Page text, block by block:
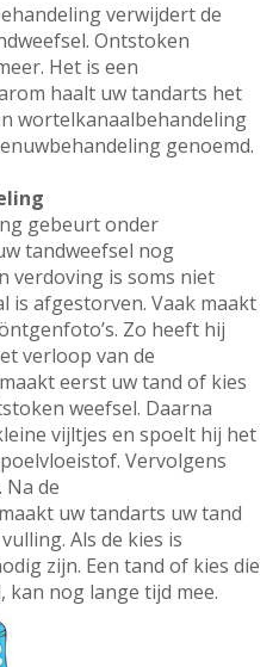
verwijdert de
Ontstoken
Het is een
haalt uw tandarts het
wortelkanaalbehandeling
genoemd.
gebeurt onder
tandweefsel nog
verdoving is soms niet
is afgestorven. Vaak maakt
Zo heeft hij
verloop van de
eerst uw tand of kies
weefsel. Daarna
vijltjes en spoelt hij het
Vervolgens
Na de
uw tandarts uw tand
Als de kies is
zijn. Een tand of kies die
kan nog lange tijd mee.